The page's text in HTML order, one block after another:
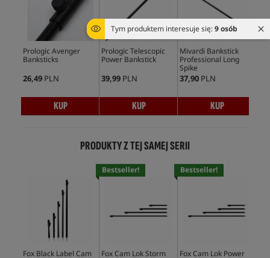
Tym produktem interesuje się:9 osób
Prologic Avenger
Banksticks
26,49 PLN
KUP
Prologic Telescopic
Power Bankstick
39,99 PLN
KUP
Mivardi Bankstick
Professional Long
Spike
37,90 PLN
KUP
PRODUKTY Z TEJ SAMEJ SERII
Fox Black Label Cam
Bestseller!
Fox Cam Lok Storm
Bestseller!
Fox Cam Lok Power